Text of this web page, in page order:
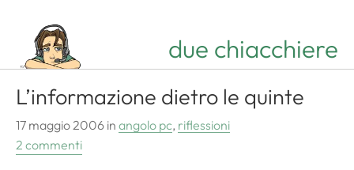
due chiacchiere
L’informazione dietro le quinte
17 maggio 2006 in angolo pc, riflessioni
2 commenti